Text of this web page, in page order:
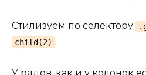
Стилизуем по селектору
child(2) .